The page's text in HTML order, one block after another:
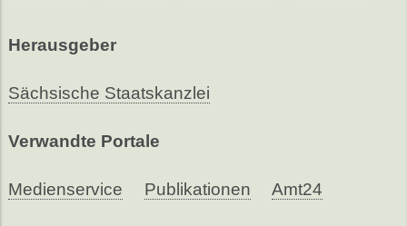
Herausgeber
Sächsische Staatskanzlei
Verwandte Portale
Medienservice Publikationen Amt24